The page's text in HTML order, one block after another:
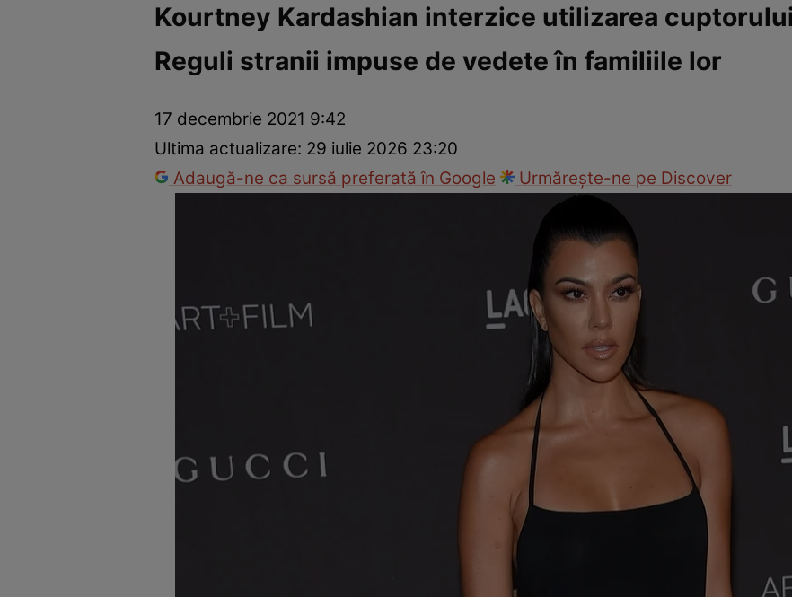
Vedete internaționaleVedete româneștiInterviurile Click! Paparazzii Click!
Kourtney Kardashian interzice utilizarea
Reguli stranii impuse de vedete în familiile lor
17 decembrie 2021 9:42
Ultima actualizare: 29 iulie 2026 23:20
Adaugă-ne ca sursă preferată în Google
Urmărește-ne pe Discover